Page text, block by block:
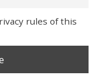
rules of this